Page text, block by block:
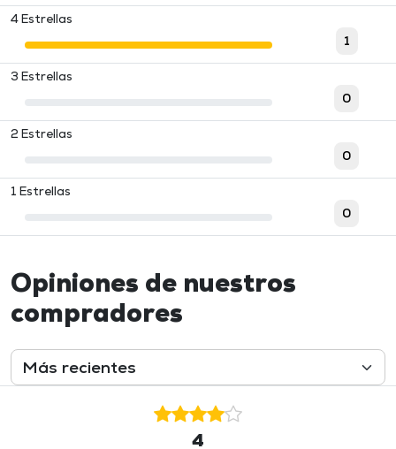
4 Estrellas
1
3 Estrellas
0
2 Estrellas
0
1 Estrellas
0
Opiniones de nuestros
compradores
4